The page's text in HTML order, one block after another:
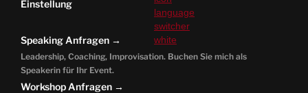
Einstellung
Speaking Anfragen →
Leadership, Coaching, Improvisation. Buchen Sie mich als
Speakerin für Ihr Event.
Workshop Anfragen →